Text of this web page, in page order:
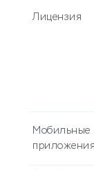
Лицензия
Мобильные
приложения